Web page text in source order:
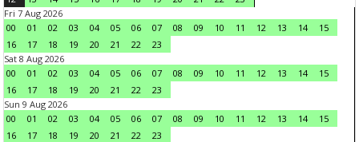
Fri 7 Aug 2026
00
01 02 03 04 05 06 07 08 09 10 11 12 13 14
15
16
17 18 19 20 21 22
23
Sat 8 Aug 2026
00
01 02 03 04 05 06 07 08 09 10 11 12 13 14
15
16
17 18 19 20 21 22
23
Sun 9 Aug 2026
00
01 02 03 04 05 06 07 08 09 10 11 12 13 14
15
16
17 18 19 20 21 22
23